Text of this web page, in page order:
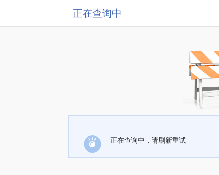
正在查询中
正在查询中，请刷新重试